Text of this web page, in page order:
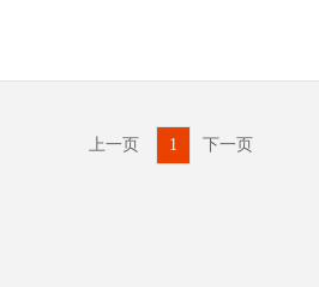
上一页 1 下一页